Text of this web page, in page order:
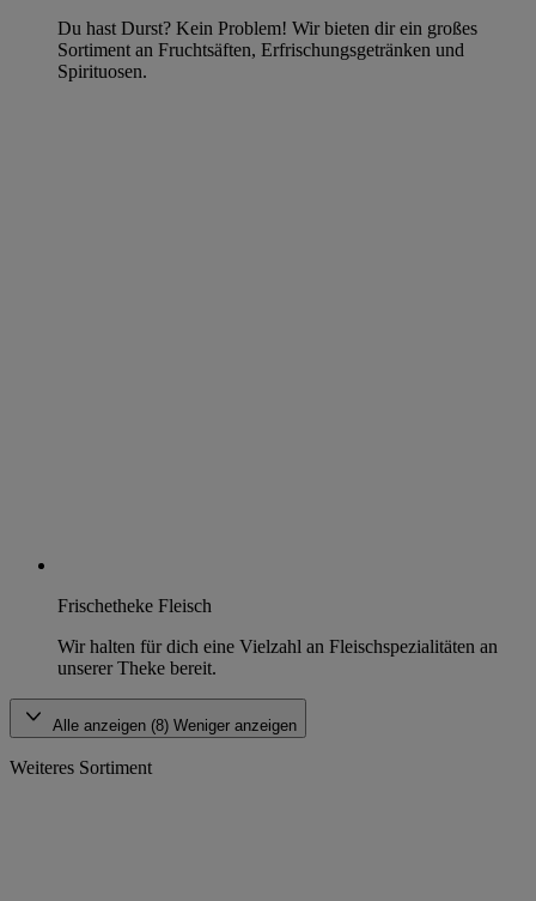
Du hast Durst? Kein Problem! Wir bieten dir ein großes
Sortiment an Fruchtsäften, Erfrischungsgetränken und
Spirituosen.
Frischetheke Fleisch
Wir halten für dich eine Vielzahl an Fleischspezialitäten an
unserer Theke bereit.
Alle anzeigen (8) Weniger anzeigen
Weiteres Sortiment